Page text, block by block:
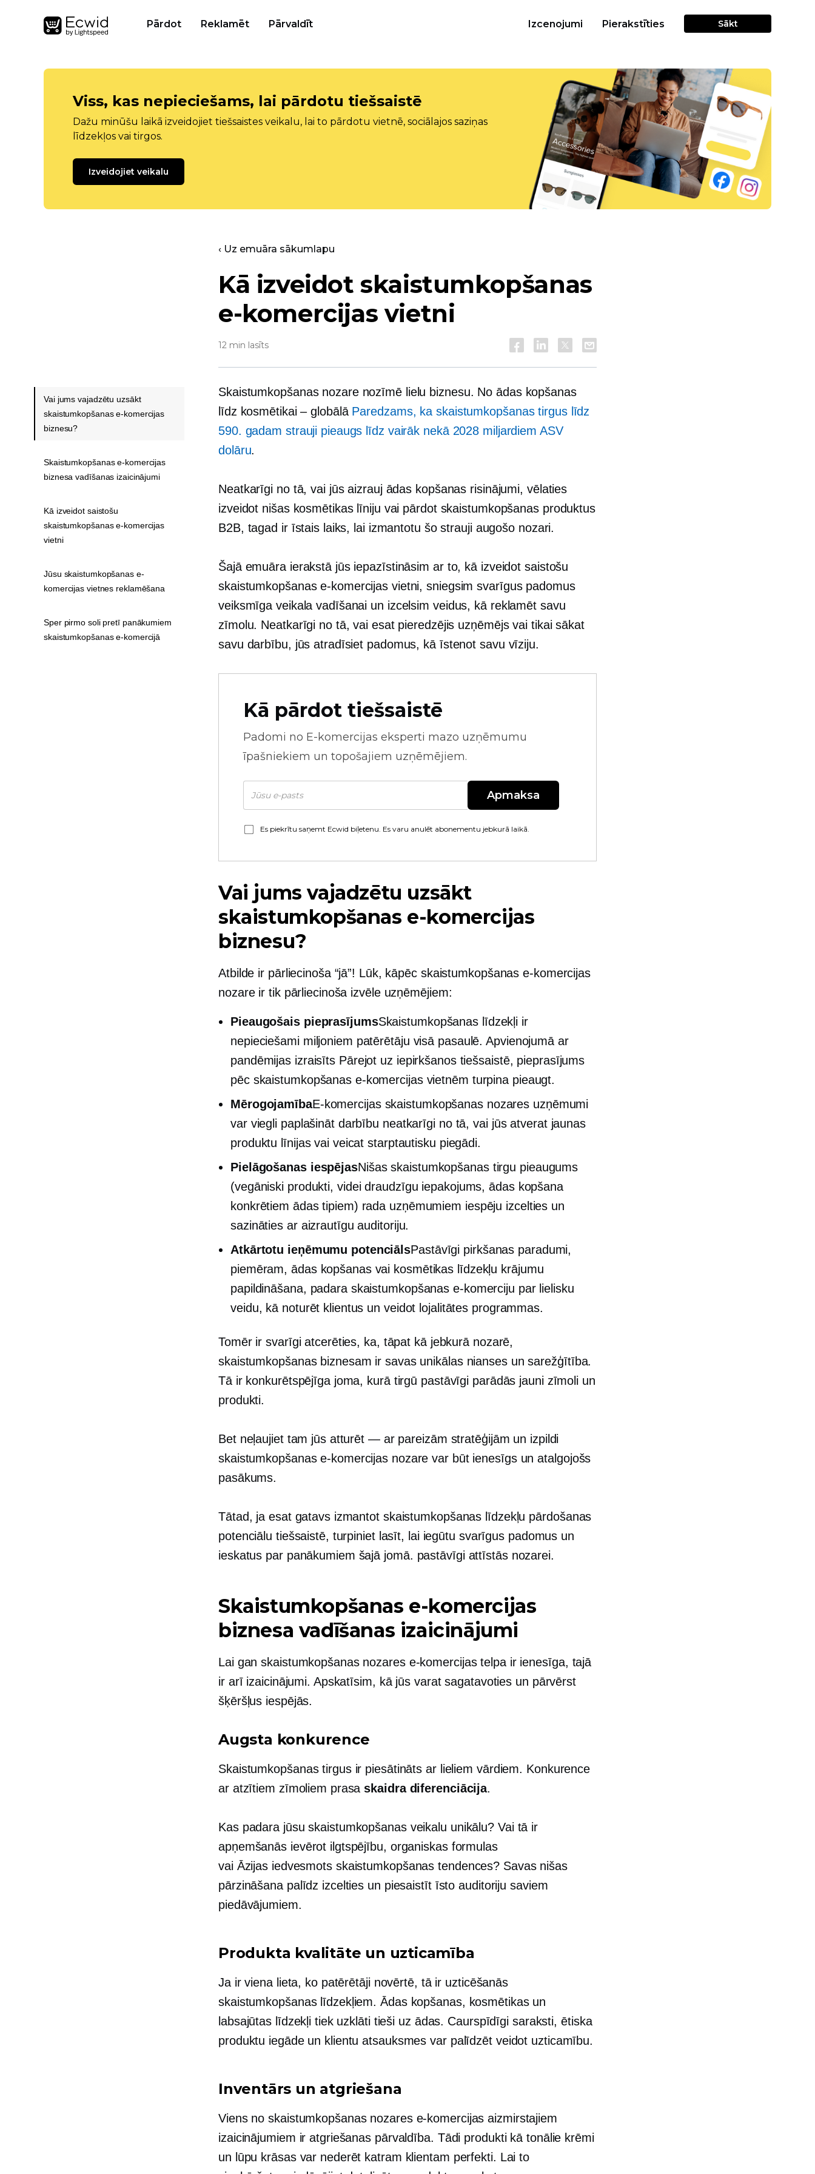
Pārdot Reklamēt Pārvaldīt Izcenojumi Pierakstīties Sākt
Viss, kas nepieciešams, lai pārdotu tiešsaistē
Dažu minūšu laikā izveidojiet tiešsaistes veikalu, lai to pārdotu vietnē, sociālajos saziņas
līdzekļos vai tirgos.
Izveidojiet veikalu
‹ Uz emuāra sākumlapu
Kā izveidot skaistumkopšanas
e-komercijas vietni
12 min lasīts
Skaistumkopšanas nozare nozīmē lielu biznesu. No ādas kopšanas
līdz kosmētikai – globālā Paredzams, ka skaistumkopšanas tirgus līdz
590. gadam strauji pieaugs līdz vairāk nekā 2028 miljardiem ASV
dolāru.
Neatkarīgi no tā, vai jūs aizrauj ādas kopšanas risinājumi, vēlaties
izveidot nišas kosmētikas līniju vai pārdot skaistumkopšanas produktus
B2B, tagad ir īstais laiks, lai izmantotu šo strauji augošo nozari.
Šajā emuāra ierakstā jūs iepazīstināsim ar to, kā izveidot saistošu
skaistumkopšanas e-komercijas vietni, sniegsim svarīgus padomus
veiksmīga veikala vadīšanai un izcelsim veidus, kā reklamēt savu
zīmolu. Neatkarīgi no tā, vai esat pieredzējis uzņēmējs vai tikai sākat
savu darbību, jūs atradīsiet padomus, kā īstenot savu vīziju.
Kā pārdot tiešsaistē
Padomi no E-komercijas eksperti mazo uzņēmumu
īpašniekiem un topošajiem uzņēmējiem.
Apmaksa
Es piekrītu saņemt Ecwid biļetenu. Es varu anulēt abonementu jebkurā laikā.
Vai jums vajadzētu uzsākt
skaistumkopšanas e-komercijas
biznesu?
Atbilde ir pārliecinoša “jā”! Lūk, kāpēc skaistumkopšanas e-komercijas
nozare ir tik pārliecinoša izvēle uzņēmējiem:
Pieaugošais pieprasījumsSkaistumkopšanas līdzekļi ir
nepieciešami miljoniem patērētāju visā pasaulē. Apvienojumā ar
pandēmijas izraisīts Pārejot uz iepirkšanos tiešsaistē, pieprasījums
pēc skaistumkopšanas e-komercijas vietnēm turpina pieaugt.
MērogojamībaE-komercijas skaistumkopšanas nozares uzņēmumi
var viegli paplašināt darbību neatkarīgi no tā, vai jūs atverat jaunas
produktu līnijas vai veicat starptautisku piegādi.
Pielāgošanas iespējasNišas skaistumkopšanas tirgu pieaugums
(vegāniski produkti, videi draudzīgu iepakojums, ādas kopšana
konkrētiem ādas tipiem) rada uzņēmumiem iespēju izcelties un
sazināties ar aizrautīgu auditoriju.
Atkārtotu ieņēmumu potenciālsPastāvīgi pirkšanas paradumi,
piemēram, ādas kopšanas vai kosmētikas līdzekļu krājumu
papildināšana, padara skaistumkopšanas e-komerciju par lielisku
veidu, kā noturēt klientus un veidot lojalitātes programmas.
Tomēr ir svarīgi atcerēties, ka, tāpat kā jebkurā nozarē,
skaistumkopšanas biznesam ir savas unikālas nianses un sarežģītība.
Tā ir konkurētspējīga joma, kurā tirgū pastāvīgi parādās jauni zīmoli un
produkti.
Bet neļaujiet tam jūs atturēt — ar pareizām stratēģijām un izpildi
skaistumkopšanas e-komercijas nozare var būt ienesīgs un atalgojošs
pasākums.
Tātad, ja esat gatavs izmantot skaistumkopšanas līdzekļu pārdošanas
potenciālu tiešsaistē, turpiniet lasīt, lai iegūtu svarīgus padomus un
ieskatus par panākumiem šajā jomā. pastāvīgi attīstāsnozarei.
Skaistumkopšanas e-komercijas
biznesa vadīšanas izaicinājumi
Lai gan skaistumkopšanas nozares e-komercijas telpa ir ienesīga, tajā
ir arī izaicinājumi. Apskatīsim, kā jūs varat sagatavoties un pārvērst
šķēršļus iespējās.
Augsta konkurence
Skaistumkopšanas tirgus ir piesātināts ar lieliem vārdiem. Konkurence
ar atzītiem zīmoliem prasaskaidra diferenciācija.
Kas padara jūsu skaistumkopšanas veikalu unikālu? Vai tā ir
apņemšanās ievērot ilgtspējību, organiskas formulas
vai Āzijas iedvesmotsskaistumkopšanas tendences? Savas nišas
pārzināšana palīdz izcelties un piesaistīt īsto auditoriju saviem
piedāvājumiem.
Produkta kvalitāte un uzticamība
Ja ir viena lieta, ko patērētāji novērtē, tā ir uzticēšanās
skaistumkopšanas līdzekļiem. Ādas kopšanas, kosmētikas un
labsajūtas līdzekļi tiek uzklāti tieši uz ādas. Caurspīdīgi saraksti, ētiska
produktu iegāde un klientu atsauksmes var palīdzēt veidot uzticamību.
Inventārs un atgriešana
Viens no skaistumkopšanas nozares e-komercijas aizmirstajiem
izaicinājumiem ir atgriešanas pārvaldība. Tādi produkti kā tonālie krēmi
un lūpu krāsas var nederēt katram klientam perfekti. Lai to
Vai jums vajadzētu uzsākt
skaistumkopšanas e-komercijas
biznesu?
Skaistumkopšanas e-komercijas
biznesa vadīšanas izaicinājumi
Kā izveidot saistošu
skaistumkopšanas e-komercijas
vietni
Jūsu skaistumkopšanas e-
komercijas vietnes reklamēšana
Sper pirmo soli pretī panākumiem
skaistumkopšanas e-komercijā